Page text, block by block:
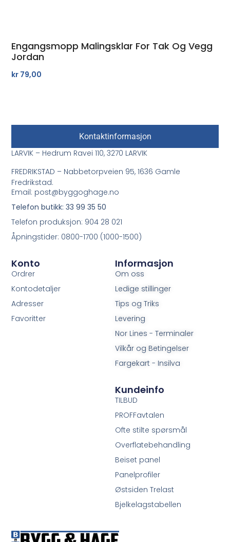
Engangsmopp Malingsklar For Tak Og Vegg
Jordan
kr 79,00
Informasjon
Om oss
Ledige stillinger
Tips og Triks
Levering
Nor Lines - Terminaler
Vilkår og Betingelser
Fargekart - Insilva
Konto
Ordrer
Kontodetaljer
Adresser
Favoritter
Kundeinfo
TILBUD
PROFFavtalen
Ofte stilte spørsmål
Overflatebehandling
Beiset panel
Panelprofiler
Østsiden Trelast
Bjelkelagstabellen
Kontaktinformasjon
LARVIK – Hedrum Ravei 110, 3270 LARVIK
FREDRIKSTAD – Nabbetorpveien 95, 1636 Gamle
Fredrikstad.
Email: post@byggoghage.no
Telefon butikk: 33 99 35 50
Telefon produksjon: 904 28 021
Åpningstider: 0800-1700 (1000-1500)